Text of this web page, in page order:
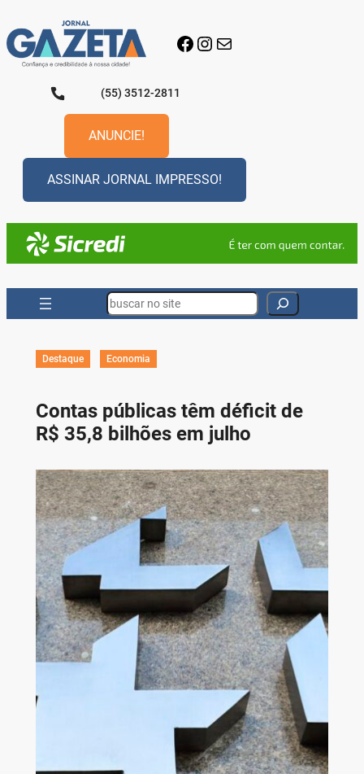
para
o
conteúdo
Facebook
Instagram
E-mail
(55) 3512-2811
ANUNCIE!
ASSINAR JORNAL IMPRESSO!
Search
Destaque Economia
Contas públicas têm déficit de
R$ 35,8 bilhões em julho